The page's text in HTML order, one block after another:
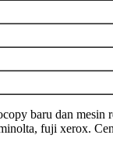
baru dan mesin
fuji xerox.